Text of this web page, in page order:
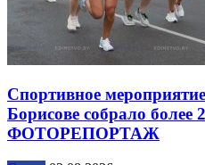
Спортивное
Борисове собрало более
ФОТОРЕПОРТАЖ